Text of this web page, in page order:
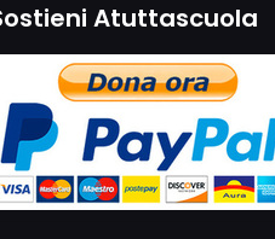
Atuttascuola